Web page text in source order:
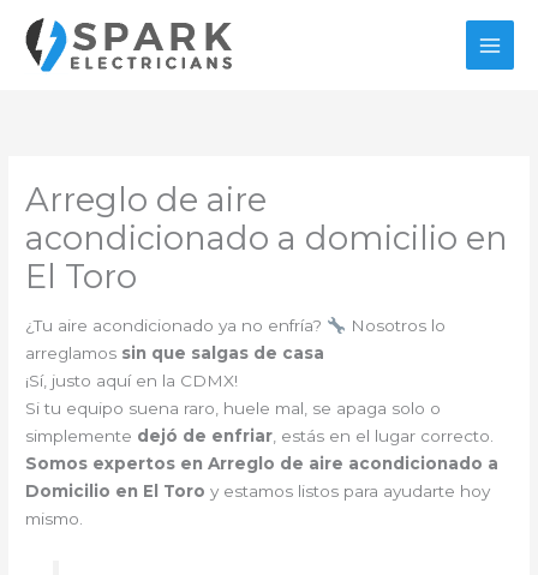
contenido
Arreglo de aire
acondicionado a domicilio en
El Toro
¿Tu aire acondicionado ya no enfría?
Nosotros lo
arreglamos sin que salgas de casa
¡Sí, justo aquí en la CDMX!
Si tu equipo suena raro, huele mal, se apaga solo o
simplemente dejó de enfriar, estás en el lugar correcto.
Somos expertos en Arreglo de aire acondicionado a
Domicilio en El Toro y estamos listos para ayudarte hoy
mismo.